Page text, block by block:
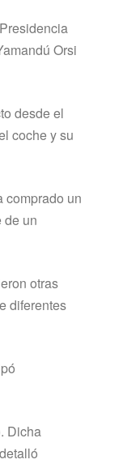
Orsi
desde el
coche y su
comprado un
de un
otras
diferentes
Dicha